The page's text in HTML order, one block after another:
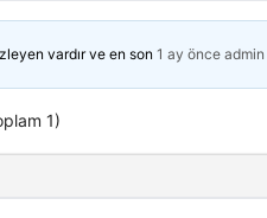
vardır ve en son 1 ay önce admin
1)